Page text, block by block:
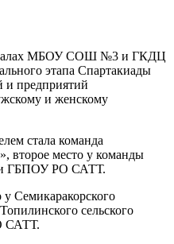
залах МБОУ СОШ №3 и ГКДЦ
этапа Спартакиады
и предприятий
и женскому
стала команда
второе место у команды
ГБПОУ РО САТТ.
Семикаракорского
сельского
САТТ.